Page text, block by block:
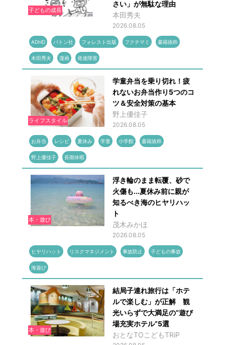
子どもの成長
さい」が無駄な理由
本田秀夫
2026.08.05
ADHD バトン社 フォレスト出版 フクチマミ 書籍抜粋
本田秀夫 漫画 発達障害
ライフスタイル
学童弁当を乗り切れ！疲
れないお弁当作り5つのコ
ツ＆安全対策の基本
野上優佳子
2026.08.05
お弁当 レシピ 夏休み 学童 小学館 書籍抜粋
野上優佳子 長期休暇
本・遊び
浮き輪のまま転覆、砂で
火傷も...夏休み前に親が
知るべき海のヒヤリハッ
ト
茂木みかほ
2026.08.05
ヒヤリハット リスクマネジメント 事故防止 子どもの事故
海遊び
本・遊び
結局子連れ旅行は「ホテ
ルで楽しむ」が正解 観
光いらずで大満足の“遊び
場充実ホテル”5選
おとなTOこどもTRiP